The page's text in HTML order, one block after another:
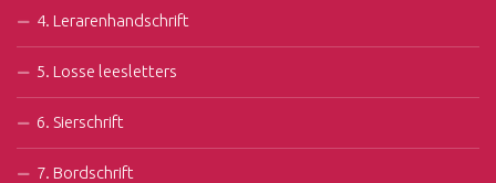
4. Lerarenhandschrift
5. Losse leesletters
6. Sierschrift
7. Bordschrift